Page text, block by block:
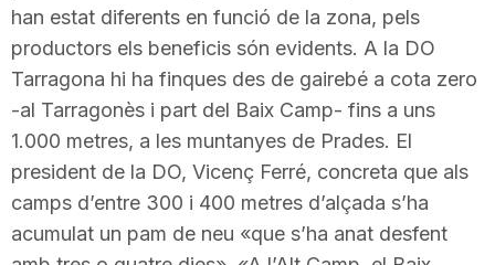
r
r
a
han estat diferents en funció de la zona, pels
productors els beneficis són evidents. A la DO
Tarragona hi ha finques des de gairebé a cota zero
-al Tarragonès i part del Baix Camp- fins a uns
1.000 metres, a les muntanyes de Prades. El
president de la DO, Vicenç Ferré, concreta que als
camps d’entre 300 i 400 metres d’alçada s’ha
acumulat un pam de neu «que s’ha anat desfent